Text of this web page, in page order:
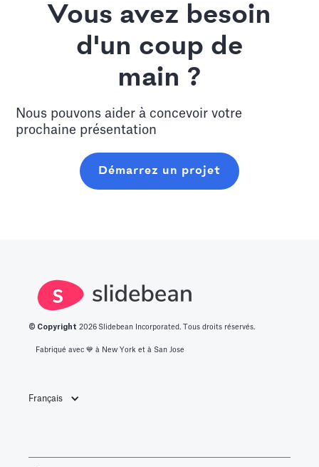
Vous avez besoin
d'un coup de
main ?
Nous pouvons aider à concevoir votre
prochaine présentation
Démarrez un projet
© Copyright 2026 Slidebean Incorporated. Tous droits réservés.
Fabriqué avec 💙️ à New York et à San Jose
Français